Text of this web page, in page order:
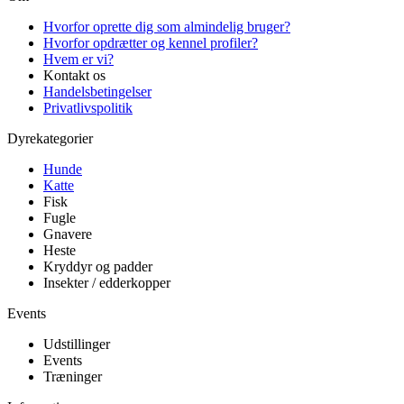
Hvorfor oprette dig som almindelig bruger?
Hvorfor opdrætter og kennel profiler?
Hvem er vi?
Kontakt os
Handelsbetingelser
Privatlivspolitik
Dyrekategorier
Hunde
Katte
Fisk
Fugle
Gnavere
Heste
Kryddyr og padder
Insekter / edderkopper
Events
Udstillinger
Events
Træninger